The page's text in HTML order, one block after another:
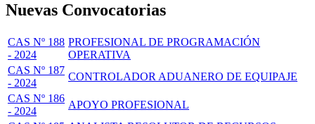
Nuevas Convocatorias
CAS Nº 188
- 2024
PROFESIONAL DE PROGRAMACIÓN
OPERATIVA
CAS Nº 187
- 2024
CONTROLADOR ADUANERO DE EQUIPAJE
CAS Nº 186
- 2024
APOYO PROFESIONAL